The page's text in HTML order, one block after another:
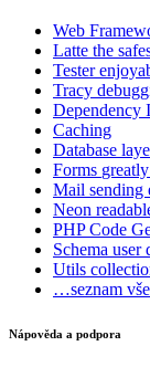
Web
Latte the
Tester
Tracy
Dependency
Caching
Database
Forms
Mail sending
Neon
PHP Code
Schema user
Utils
…seznam
Nápověda a podpora